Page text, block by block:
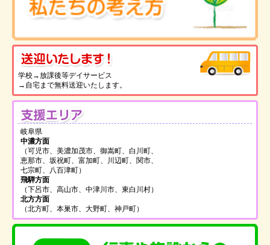
学校→放課後等デイサービス
→自宅まで無料送迎いたします。
岐阜県
中濃方面
（可児市、美濃加茂市、御嵩町、白川町、
恵那市、坂祝町、富加町、川辺町、関市、
七宗町、八百津町）
飛騨方面
（下呂市、高山市、中津川市、東白川村）
北方方面
（北方町、本巣市、大野町、神戸町）